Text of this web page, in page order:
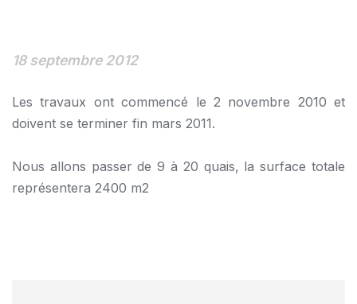
18 septembre 2012
Les travaux ont commencé le 2 novembre 2010 et
doivent se terminer fin mars 2011.
Nous allons passer de 9 à 20 quais, la surface totale
représentera 2400 m2